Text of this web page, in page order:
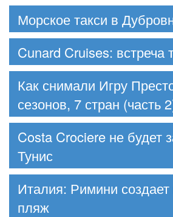
Морское такси в
Cunard Cruises: встреча
Как снимали Игру
сезонов, 7 стран (часть
Costa Crociere не будет
Тунис
Италия: Римини создает
пляж